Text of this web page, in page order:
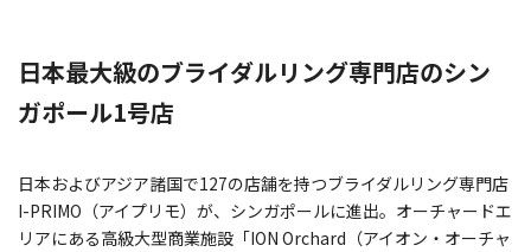
日本最大級のブライダルリング専門店のシン
ガポール1号店
日本およびアジア諸国で127の店舗を持つブライダルリング専門店
I-PRIMO（アイプリモ）が、シンガポールに進出。オーチャードエ
リアにある高級大型商業施設「ION Orchard（アイオン・オーチャ